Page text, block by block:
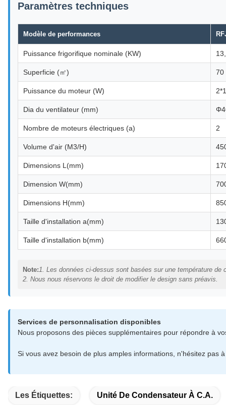
Paramètres techniques
Modèle de performances
Puissance frigorifique nominale (KW)
Superficie (㎡) 70
Puissance du moteur (W)
Dia du ventilateur (mm)
Nombre de moteurs électriques (a) 2
Volume d'air (M3/H)
Dimensions L(mm)
Dimension W(mm)
Dimensions H(mm)
Taille d'installation a(mm)
Taille d'installation b(mm)
Note:1. Les données ci-dessus sont basées sur une température
2. Nous nous réservons le droit de modifier le design sans préavis.
Services de personnalisation disponibles
Nous proposons des pièces supplémentaires pour répondre à
Si vous avez besoin de plus amples informations, n'hésitez pas
Les Étiquettes: Unité De Condensateur À C.A.